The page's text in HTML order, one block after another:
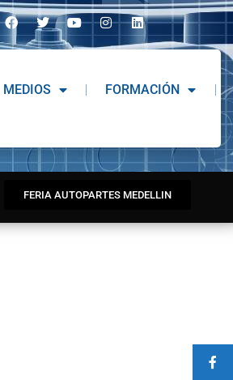
MEDIOS
FORMACIÓN
FERIA AUTOPARTES MEDELLIN